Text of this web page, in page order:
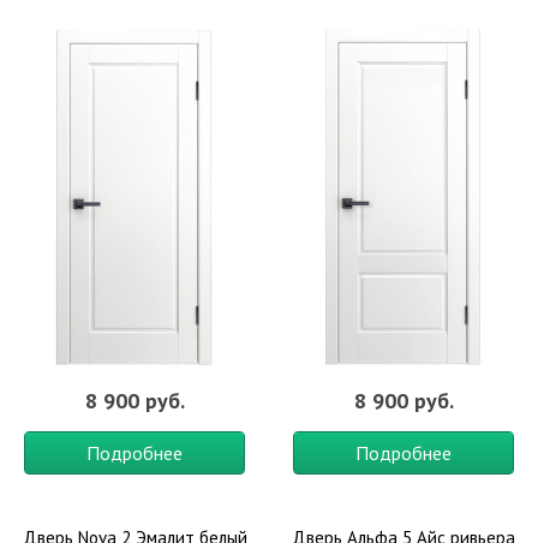
8 900 руб.
Подробнее
8 900 руб.
Подробнее
Дверь Nova 2 Эмалит белый
Дверь Альфа 5 Айс ривьера